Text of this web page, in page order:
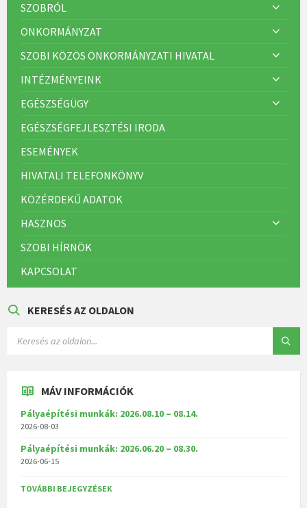
SZOBRÓL
ÖNKORMÁNYZAT
SZOBI KÖZÖS ÖNKORMÁNYZATI HIVATAL
INTÉZMÉNYEINK
EGÉSZSÉGÜGY
EGÉSZSÉGFEJLESZTÉSI IRODA
ESEMÉNYEK
HIVATALI TELEFONKÖNYV
KÖZÉRDEKŰ ADATOK
HASZNOS
SZOBI HÍRNÖK
KAPCSOLAT
KERESÉS AZ OLDALON
MÁV INFORMÁCIÓK
Pályaépítési munkák: 2026.08.10 – 08.14.
2026-08-03
Pályaépítési munkák: 2026.06.20 – 08.30.
2026-06-15
TOVÁBBI BEJEGYZÉSEK